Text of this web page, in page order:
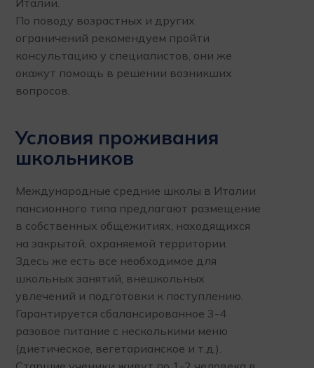
По поводу возрастных и других
ограничений рекомендуем пройти
консультацию у специалистов, они же
окажут помощь в решении возникших
вопросов.
Условия проживания
школьников
Международные средние школы в Италии
пансионного типа предлагают размещение
в собственных общежитиях, находящихся
на закрытой, охраняемой территории.
Здесь же есть все необходимое для
школьных занятий, внешкольных
увлечений и подготовки к поступлению.
Гарантируется сбалансированное 3-4
разовое питание с несколькими меню
(диетическое, вегетарианское и т.д.).